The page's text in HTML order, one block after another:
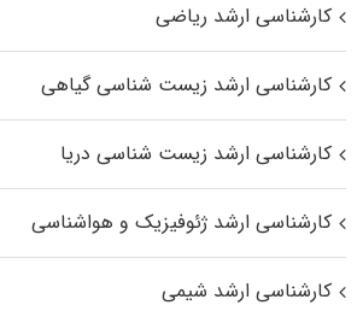
کارشناسی ارشد ریاضی
کارشناسی ارشد زیست‌ شناسی گیاهی
کارشناسی ارشد زیست‌ شناسی دریا
کارشناسی ارشد ژئوفیزیک و هواشناسی
کارشناسی ارشد شیمی